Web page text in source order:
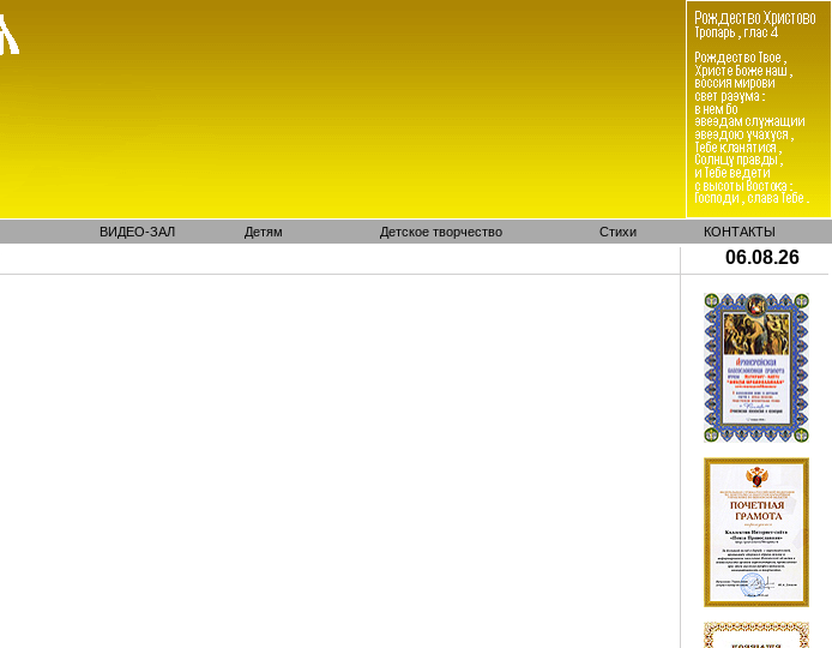
ВИДЕО-ЗАЛ Детям Детское творчество Стихи КОНТАКТЫ
06.08.26